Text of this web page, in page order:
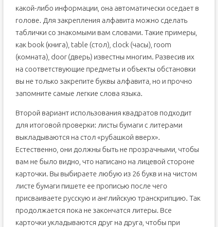
какой-либо информации, она автоматически оседает в
голове. Для закрепления алфавита можно сделать
таблички со знакомыми вам словами. Такие примеры,
как book (книга), table (стол), clock (часы), room
(комната), door (дверь) известны многим. Развесив их
на соответствующие предметы и объекты обстановки
вы не только закрепите буквы алфавита, но и прочно
запомните самые легкие слова языка.
Второй вариант использования квадратов подходит
для итоговой проверки: листы бумаги с литерами
выкладываются на стол «рубашкой вверх».
Естественно, они должны быть не прозрачными, чтобы
вам не было видно, что написано на лицевой стороне
карточки. Вы выбираете любую из 26 букв и на чистом
листе бумаги пишете ее прописью после чего
присваиваете русскую и английскую транскрипцию. Так
продолжается пока не закончатся литеры. Все
карточки укладываются друг на друга, чтобы при